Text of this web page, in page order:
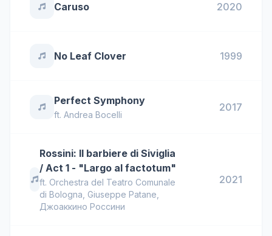
Caruso 2020
No Leaf Clover 1999
Perfect Symphony
ft. Andrea Bocelli
2017
Rossini: Il barbiere di Siviglia
/ Act 1 - "Largo al factotum"
ft. Orchestra del Teatro Comunale
di Bologna Giuseppe Patane
Джоаккино Россини
2021